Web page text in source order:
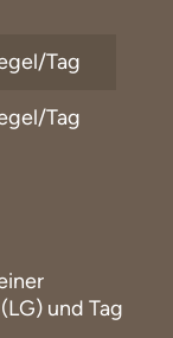
Tag
Tag
und Tag